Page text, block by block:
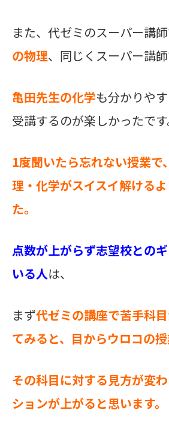
また、代ゼミのスーパー講
の物理、 同じくスーパー講
亀田先生の化学も分かりや
受講するのが楽しかったです
1度聞いたら忘れない授業で
理・化学がスイスイ解ける
た。
点数が上がらず志望校との
いる人は、
まず代ゼミの講座で苦手科
てみると、目からウロコの授
その科目に対する見方が変
ションが上がると思います。